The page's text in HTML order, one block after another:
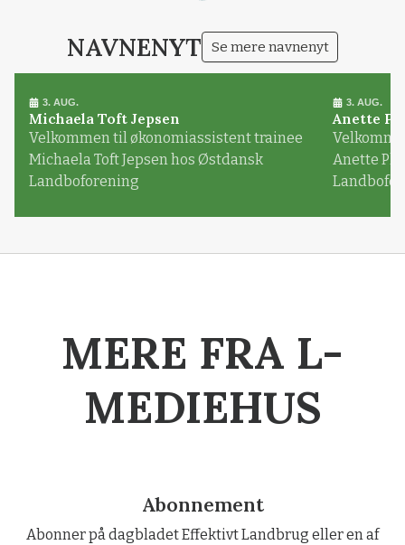
NAVNENYT Se mere navnenyt
3. AUG.
Michaela Toft Jepsen
Velkommen til økonomiassistent trainee
Michaela Toft Jepsen hos Østdansk
Landboforening
3. AUG.
Anette
Anette
MERE FRA L-
MEDIEHUS
Abonnement
Abonner på dagbladet Effektivt Landbrug eller en af